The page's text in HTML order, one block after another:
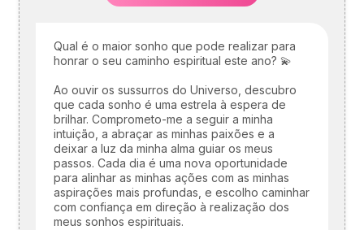
Qual é o maior sonho que pode realizar para
honrar o seu caminho espiritual este ano? 💫
Ao ouvir os sussurros do Universo, descubro
que cada sonho é uma estrela à espera de
brilhar. Comprometo-me a seguir a minha
intuição, a abraçar as minhas paixões e a
deixar a luz da minha alma guiar os meus
passos. Cada dia é uma nova oportunidade
para alinhar as minhas ações com as minhas
aspirações mais profundas, e escolho caminhar
com confiança em direção à realização dos
meus sonhos espirituais.